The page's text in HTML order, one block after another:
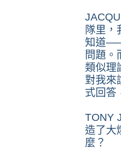
隊里
知道
問題。
類似理
對我來
式回答
TONY
造了大
麼？